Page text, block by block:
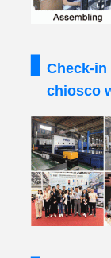
Check-in
chiosco